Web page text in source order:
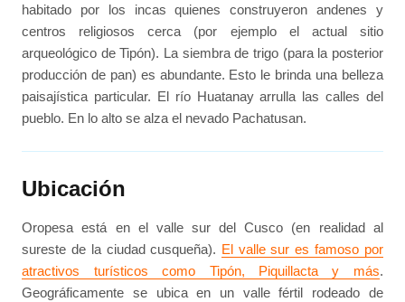
habitado por los incas quienes construyeron andenes y
centros religiosos cerca (por ejemplo el actual sitio
arqueológico de Tipón). La siembra de trigo (para la posterior
producción de pan) es abundante. Esto le brinda una belleza
paisajística particular. El río Huatanay arrulla las calles del
pueblo. En lo alto se alza el nevado Pachatusan.
Ubicación
Oropesa está en el valle sur del Cusco (en realidad al
sureste de la ciudad cusqueña). El valle sur es famoso por
atractivos turísticos como Tipón, Piquillacta y más.
Geográficamente se ubica en un valle fértil rodeado de